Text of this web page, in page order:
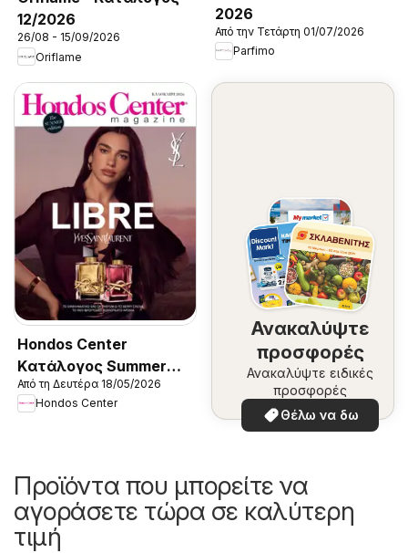
12/2026
26/08 - 15/09/2026
Oriflame
2026
Από την Τετάρτη 01/07/2026
Parfimo
Hondos Center
Kατάλογος Summer
2026
Από τη Δευτέρα 18/05/2026
Hondos Center
Ανακαλύψτε
προσφορές
Ανακαλύψτε ειδικές
προσφορές
Θέλω να δω
Προϊόντα που μπορείτε να
αγοράσετε τώρα σε καλύτερη
τιμή